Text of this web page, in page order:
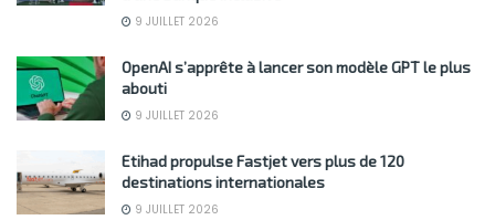
9 JUILLET 2026
OpenAI s’apprête à lancer son modèle GPT le plus
abouti
9 JUILLET 2026
Etihad propulse Fastjet vers plus de 120
destinations internationales
9 JUILLET 2026